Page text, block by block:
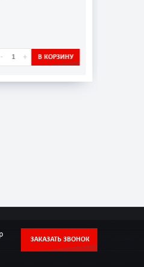
- + В КОРЗИНУ
ЗАКАЗАТЬ ЗВОНОК